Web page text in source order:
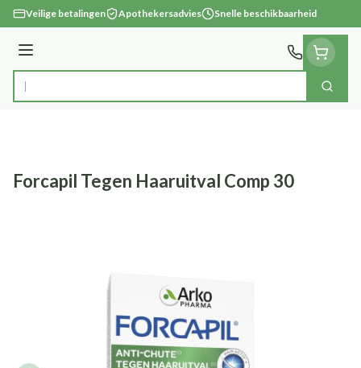
Ga naar de inhoud
Veilige betalingen Apothekersadvies Snelle beschikbaarheid
Menu
Product, merk, categorie... Zoek
Forcapil Tegen Haaruitval Comp 30